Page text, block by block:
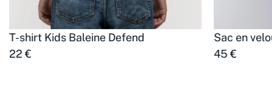
T-shirt Kids Baleine Defend
22 €
Sac en
45 €